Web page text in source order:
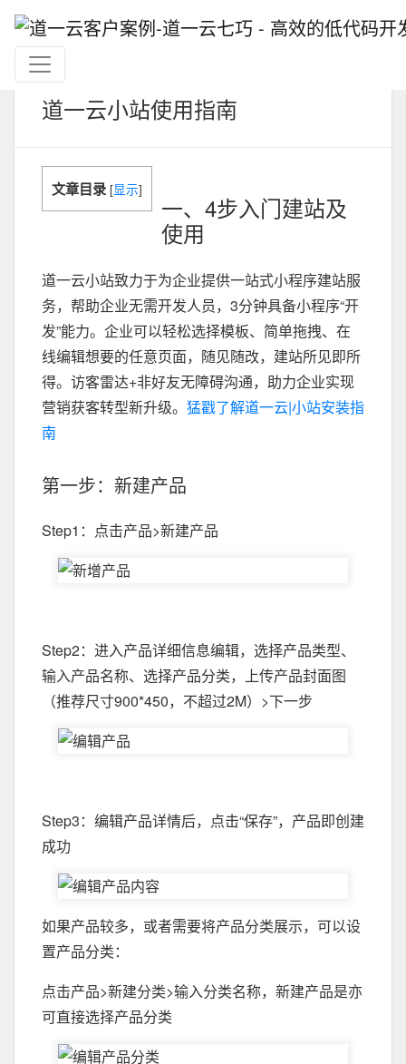
道一云小站使用指南
文章目录 [显示]
一、4步入门建站及
使用
道一云小站致力于为企业提供一站式小程序建站服
务，帮助企业无需开发人员，3分钟具备小程序“开
发”能力。企业可以轻松选择模板、简单拖拽、在
线编辑想要的任意页面，随见随改，建站所见即所
得。访客雷达+非好友无障碍沟通，助力企业实现
营销获客转型新升级。 猛戳了解道一云|小站安装指
南
第一步：新建产品
Step1：点击产品>新建产品
Step2：进入产品详细信息编辑，选择产品类型、
输入产品名称、选择产品分类，上传产品封面图
（推荐尺寸900*450，不超过2M）>下一步
Step3：编辑产品详情后，点击“保存”，产品即创建
成功
如果产品较多，或者需要将产品分类展示，可以设
置产品分类：
点击产品>新建分类>输入分类名称，新建产品是亦
可直接选择产品分类